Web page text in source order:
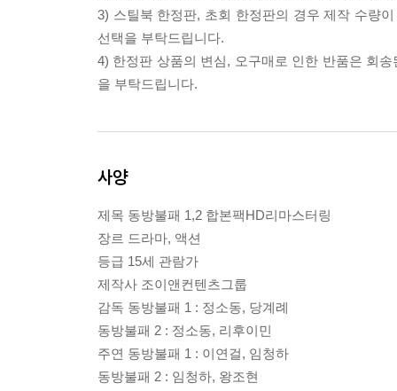
3) 스틸북 한정판, 초회 한정판의 경우 제작 수량
선택을 부탁드립니다.
4) 한정판 상품의 변심, 오구매로 인한 반품은 회
을 부탁드립니다.
사양
제목 동방불패 1,2 합본팩HD리마스터링
장르 드라마, 액션
등급 15세 관람가
제작사 조이앤컨텐츠그룹
감독 동방불패 1 : 정소동, 당계례
동방불패 2 : 정소동, 리후이민
주연 동방불패 1 : 이연걸, 임청하
동방불패 2 : 임청하, 왕조현